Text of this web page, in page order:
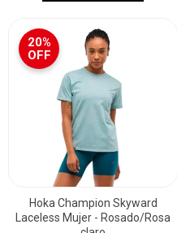
20%
OFF
Hoka Champion Skyward
Laceless Mujer - Rosado/Rosa